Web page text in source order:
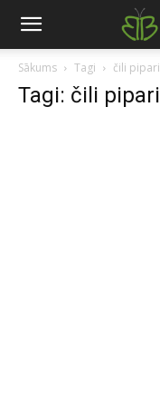
Sākums Tagi čili pipari
Tagi: čili pipari